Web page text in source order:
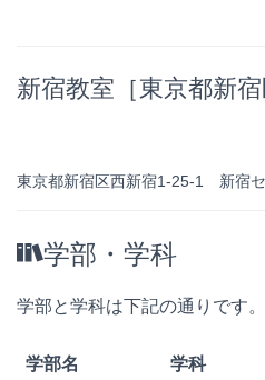
新宿教室［東京都新宿
東京都新宿区西新宿1-25-1 新宿
学部・学科
学部と学科は下記の通りです。
学部名 学科